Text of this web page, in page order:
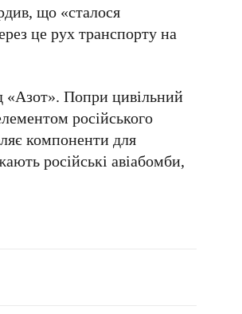
що «сталося
це рух транспорту на
«Азот». Попри цивільний
російського
компоненти для
російські авіабомби,